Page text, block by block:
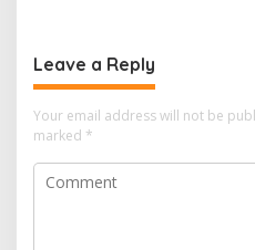
Leave a Reply
Your email address will not be
marked *